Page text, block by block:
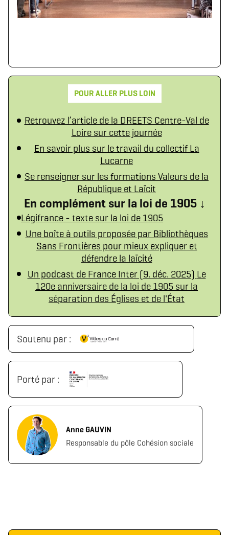
POUR ALLER PLUS LOIN
Retrouvez l’article de la DREETS Centre-Val de
Loire sur cette journée
En savoir plus sur le travail du collectif La
Lucarne
Se renseigner sur les formations Valeurs de la
République et Laïcit
En complément sur la loi de 1905 ↓
Légifrance - texte sur la loi de 1905
Une boîte à outils proposée par Bibliothèques
Sans Frontières pour mieux expliquer et
défendre la laïcité
Un podcast de France Inter (9. déc. 2025) Le
120e anniversaire de la loi de 1905 sur la
séparation des Églises et de l'État
Soutenu par :
Porté par :
Anne GAUVIN
Responsable du pôle Cohésion sociale